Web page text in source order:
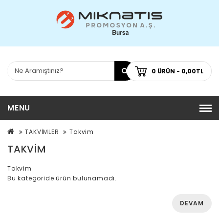
0 ÜRÜN - 0,00TL
MENU
TAKVİMLER Takvim
TAKVIM
Takvim
Bu kategoride ürün bulunamadı.
DEVAM